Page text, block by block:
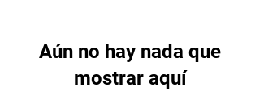
Aún no hay nada que
mostrar aquí